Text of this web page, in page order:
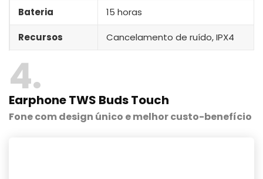
Bateria 15 horas
Recursos Cancelamento de ruído, IPX4
4
Earphone TWS Buds Touch
Fone com design único e melhor custo-benefício